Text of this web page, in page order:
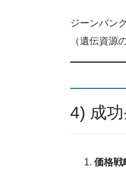
ジーンバン
（遺伝資源
4) 成
価格戦